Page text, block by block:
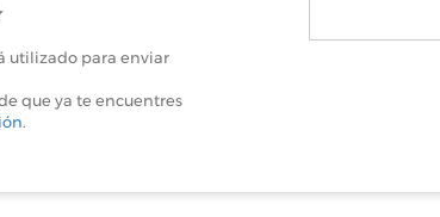
utilizado para enviar
que ya te encuentres
.